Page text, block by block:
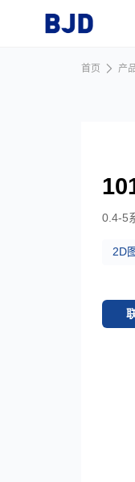
跳到主要内容
首页 产
0.4-5
2D